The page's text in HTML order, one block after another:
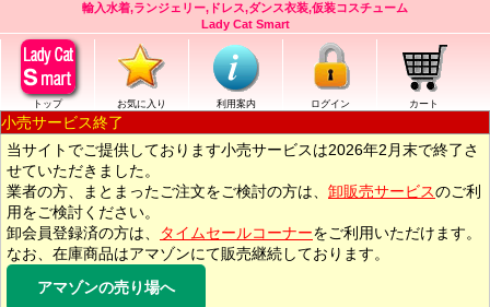
輸入水着,ランジェリー,ドレス,ダンス衣装,仮装コスチューム
Lady Cat Smart
トップ お気に入り 利用案内 ログイン カート
小売サービス終了
当サイトでご提供しております小売サービスは2026年2月末で終了さ
せていただきました。
業者の方、まとまったご注文をご検討の方は、 卸販売サービスのご利
用をご検討ください。
卸会員登録済の方は、
タイムセールコーナーをご利用いただけます。
なお、在庫商品はアマゾンにて販売継続しております。
アマゾンの売り場へ